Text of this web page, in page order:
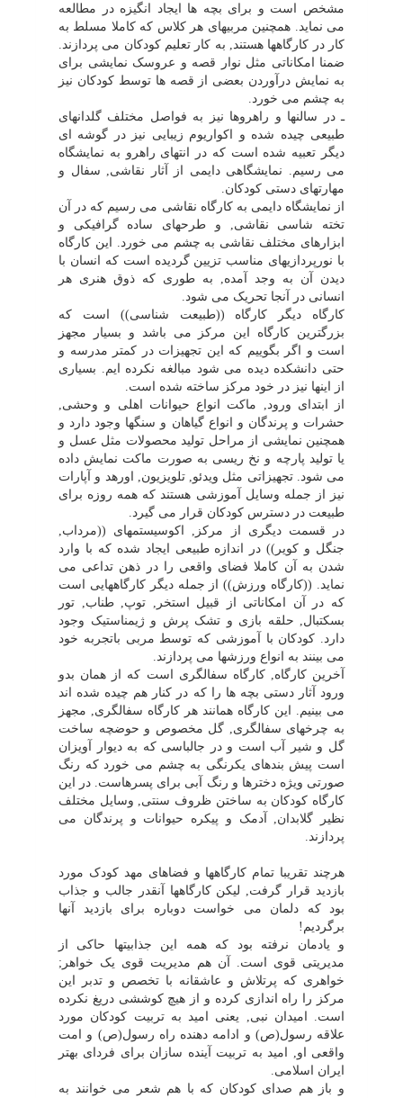
مشخص است و براى بچه ها ایجاد انگیزه در مطالعه
مى نماید. همچنین مربیهاى هر کلاس که کاملا مسلط به
کار در کارگاهها هستند, به کار تعلیم کودکان مى پردازند.
ضمنا امکاناتى مثل نوار قصه و عروسک نمایشى براى
به نمایش درآوردن بعضى از قصه ها توسط کودکان نیز
به چشم مى خورد.
ـ در سالنها و راهروها نیز به فواصل مختلف گلدانهاى
طبیعى چیده شده و اکواریوم زیبایى نیز در گوشه اى
دیگر تعبیه شده است که در انتهاى راهرو به نمایشگاه
مى رسیم. نمایشگاهى دایمى از آثار نقاشى, سفال و
مهارتهاى دستى کودکان.
از نمایشگاه دایمى به کارگاه نقاشى مى رسیم که در آن
تخته شاسى نقاشى, و طرحهاى ساده گرافیکى و
ابزارهاى مختلف نقاشى به چشم مى خورد. این کارگاه
با نورپردازیهاى مناسب تزیین گردیده است که انسان با
دیدن آن به وجد آمده, به طورى که ذوق هنرى هر
انسانى در آنجا تحریک مى شود.
کارگاه دیگر کارگاه ((طبیعت شناسى)) است که
بزرگترین کارگاه این مرکز مى باشد و بسیار مجهز
است و اگر بگوییم که این تجهیزات در کمتر مدرسه و
حتى دانشکده دیده مى شود مبالغه نکرده ایم. بسیارى
از اینها نیز در خود مرکز ساخته شده است.
از ابتداى ورود, ماکت انواع حیوانات اهلى و وحشى,
حشرات و پرندگان و انواع گیاهان و سنگها وجود دارد و
همچنین نمایشى از مراحل تولید محصولات مثل عسل و
یا تولید پارچه و نخ ریسى به صورت ماکت نمایش داده
مى شود. تجهیزاتى مثل ویدئو, تلویزیون, اورهد و آپارات
نیز از جمله وسایل آموزشى هستند که همه روزه براى
طبیعت در دسترس کودکان قرار مى گیرد.
در قسمت دیگرى از مرکز, اکوسیستمهاى ((مرداب,
جنگل و کویر)) در اندازه طبیعى ایجاد شده که با وارد
شدن به آن کاملا فضاى واقعى را در ذهن تداعى مى
نماید. ((کارگاه ورزش)) از جمله دیگر کارگاههایى است
که در آن امکاناتى از قبیل استخر, توپ, طناب, تور
بسکتبال, حلقه بازى و تشک پرش و ژیمناستیک وجود
دارد. کودکان با آموزشى که توسط مربى باتجربه خود
مى بینند به انواع ورزشها مى پردازند.
آخرین کارگاه, کارگاه سفالگرى است که از همان بدو
ورود آثار دستى بچه ها را که در کنار هم چیده شده اند
مى بینیم. این کارگاه همانند هر کارگاه سفالگرى, مجهز
به چرخهاى سفالگرى, گل مخصوص و حوضچه ساخت
گل و شیر آب است و در جالباسى که به دیوار آویزان
است پیش بندهاى یکرنگى به چشم مى خورد که رنگ
صورتى ویژه دخترها و رنگ آبى براى پسرهاست. در این
کارگاه کودکان به ساختن ظروف سنتى, وسایل مختلف
نظیر گلابدان, آدمک و پیکره حیوانات و پرندگان مى
پردازند.
هرچند تقریبا تمام کارگاهها و فضاهاى مهد کودک مورد
بازدید قرار گرفت, لیکن کارگاهها آنقدر جالب و جذاب
بود که دلمان مى خواست دوباره براى بازدید آنها
برگردیم!
و یادمان نرفته بود که همه این جذابیتها حاکى از
مدیریتى قوى است. آن هم مدیریت قوى یک خواهر;
خواهرى که پرتلاش و عاشقانه با تخصص و تدبر این
مرکز را راه اندازى کرده و از هیچ کوششى دریغ نکرده
است. امیدان نبى, یعنى امید به تربیت کودکان مورد
علاقه رسول(ص) و ادامه دهنده راه رسول(ص) و امت
واقعى او, امید به تربیت آینده سازان براى فرداى بهتر
ایران اسلامى.
و باز هم صداى کودکان که با هم شعر مى خوانند به